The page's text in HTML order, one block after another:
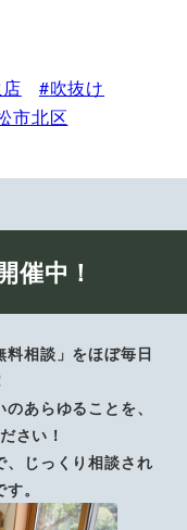
吹抜け
市北区
催中！
相談」をほぼ毎日
あらゆることを、
さい！
、じっくり相談され
。